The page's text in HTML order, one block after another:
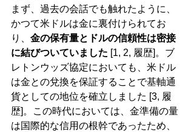
まず、過去の会話でも触れたように、
かつて米ドルは金に裏付けられてお
り、 金の保有量とドルの信頼性は密接
に結びついていました [1, 2, 履歴]。ブ
レトンウッズ協定においても、米ドル
は金との兌換を保証することで基軸通
貨としての地位を確立しました [3, 履
歴]。この時代においては、金準備の量
は国際的な信用の根幹であったため、